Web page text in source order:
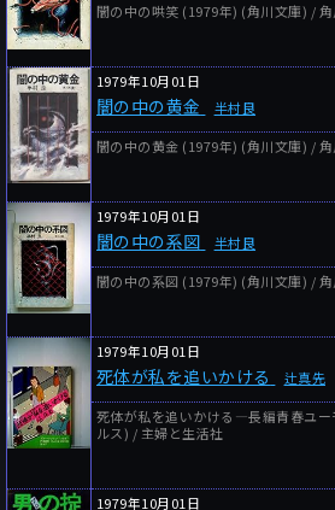
闇の中の哄笑 (1979年) (角川文庫) /
1979年10月01日
闇の中の黄金 半村良
闇の中の黄金 (1979年) (角川文庫) /
1979年10月01日
闇の中の系図 半村良
闇の中の系図 (1979年) (角川文庫) /
1979年10月01日
死体が私を追いかける 辻真先
死体が私を追いかける―長編青春ユ
ルス) / 主婦と生活社
1979年10月01日